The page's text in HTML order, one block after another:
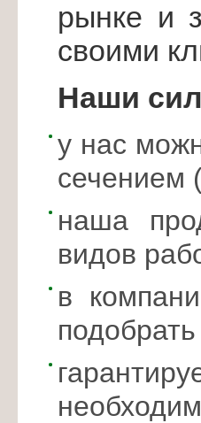
рынке и
своими
Наши
у нас
сечением
наша
видов
в